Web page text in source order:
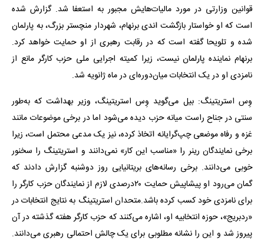
قوانین وزارتی در مورد مالیات‌هایش مجبور به استعفا شد. گزارش شده
است که او خواستار بازگشت اندی برنهام، شهردار منچستر بزرگ، به پارلمان
شده و تلویحا گفته است که در رقابت رهبری از او حمایت خواهد کرد.
برنهام نماینده پارلمان نیست، زیرا کمیته اجرایی ملی حزب کارگر مانع از
نامزدی او در یک انتخابات میان‌دوره‌ای در ماه ژانویه شد.
وِس استریتینگ: بیل می‌گوید وِس استریتینگ، وزیر بهداشت که به‌طور
سنتی در جناح راست میانه حزب دیده می‌شود اما در برخی موضوعات مانند
غزه و رفاه موضعی چپ‌گرایانه اتخاذ کرده، نیز یک مدعی محتمل است، زیرا
برخی نمایندگان رینر را «مناسب این کار» نمی‌دانند و استریتینگ را سخنور
خوبی می‌دانند. برخی رسانه‌های بریتانیایی روز دوشنبه گزارش دادند که
گمان می‌رود او پیشاپیش حمایت ۲۰درصدی لازم از نمایندگان حزب کارگر را
برای نامزدی خود کسب کرده باشد.متحدان استریتینگ به نتایج انتخابات در
«ردبریج»، حوزه انتخابیه او، اشاره می‌کنند که حزب کارگر هفته گذشته در آن
پیروز شد و این را نشانه مطلوبی برای یک چالش احتمالی رهبری می‌دانند.